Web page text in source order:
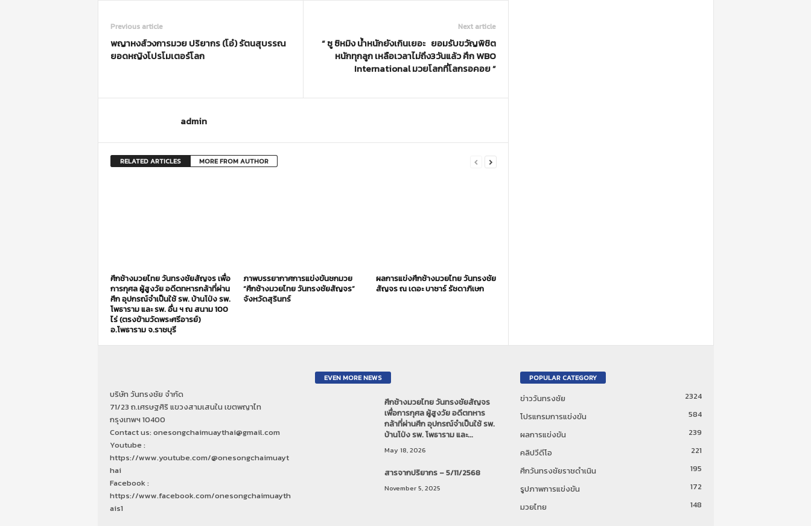
Previous article
พญาหงส์วงการมวย ปริยากร (โอ๋) รัตนสุบรรณ
ยอดหญิงโปรโมเตอร์โลก
Next article
“ ซู ซิหมิง น้ำหนักยังเกินเยอะ ยอมรับขวัญพิชิต
หนักทุกลูก เหลือเวลาไม่ถึง3วันแล้ว ศึก WBO
International มวยโลกที่โลกรอคอย ”
admin
RELATED ARTICLES MORE FROM AUTHOR
ศึกช้างมวยไทย วันทรงชัยสัญจร เพื่อ
การกุศล ผู้สูงวัย อดีตทหารกล้าที่ผ่าน
ศึก อุปกรณ์จำเป็นใช้ รพ. บ้านโป่ง รพ.
โพธาราม และ รพ. อื่น ฯ ณ สนาม 100
ไร่ (ตรงข้ามวัดพระศรีอารย์)
อ.โพธาราม จ.ราชบุรี
ภาพบรรยากาศการแข่งขันชกมวย
“ศึกช้างมวยไทย วันทรงชัยสัญจร”
จังหวัดสุรินทร์
ผลการแข่งศึกช้างมวยไทย วันทรงชัย
สัญจร ณ เดอะ บาซาร์ รัชดาภิเษก
บริษัท วันทรงชัย จำกัด
71/23 ถ.เศรษฐศิริ แขวงสามเสนใน เขตพญาไท
กรุงเทพฯ 10400
Contact us: onesongchaimuaythai@gmail.com
Youtube :
https://www.youtube.com/@onesongchaimuayt
hai
Facebook :
https://www.facebook.com/onesongchaimuayth
ais1
EVEN MORE NEWS
ศึกช้างมวยไทย วันทรงชัยสัญจร
เพื่อการกุศล ผู้สูงวัย อดีตทหาร
กล้าที่ผ่านศึก อุปกรณ์จำเป็นใช้ รพ.
บ้านโป่ง รพ. โพธาราม และ...
May 18, 2026
สารจากปริยากร – 5/11/2568
November 5, 2025
POPULAR CATEGORY
ข่าววันทรงชัย
2324
โปรแกรมการแข่งขัน
584
ผลการแข่งขัน
239
คลิปวีดีโอ
221
ศึกวันทรงชัยราชดำเนิน
195
รูปภาพการแข่งขัน
172
มวยไทย
148